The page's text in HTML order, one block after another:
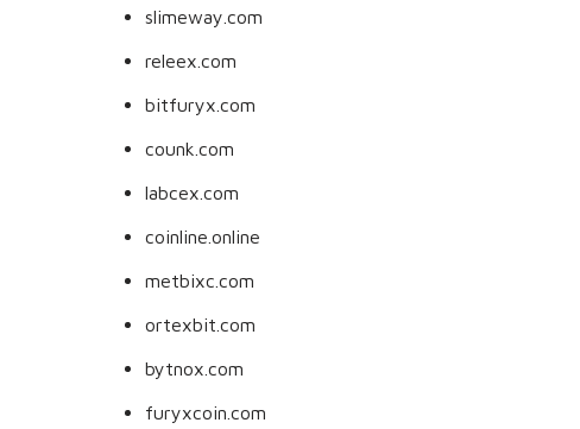
slimeway.com
releex.com
bitfuryx.com
counk.com
labcex.com
coinline.online
metbixc.com
ortexbit.com
bytnox.com
furyxcoin.com